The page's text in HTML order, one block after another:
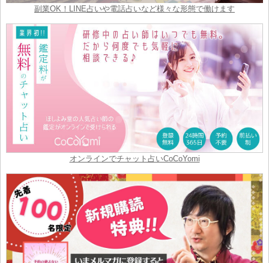
副業OK！LINE占いや電話占いなど様々な形態で働けます
オンラインでチャット占いCoCoYomi